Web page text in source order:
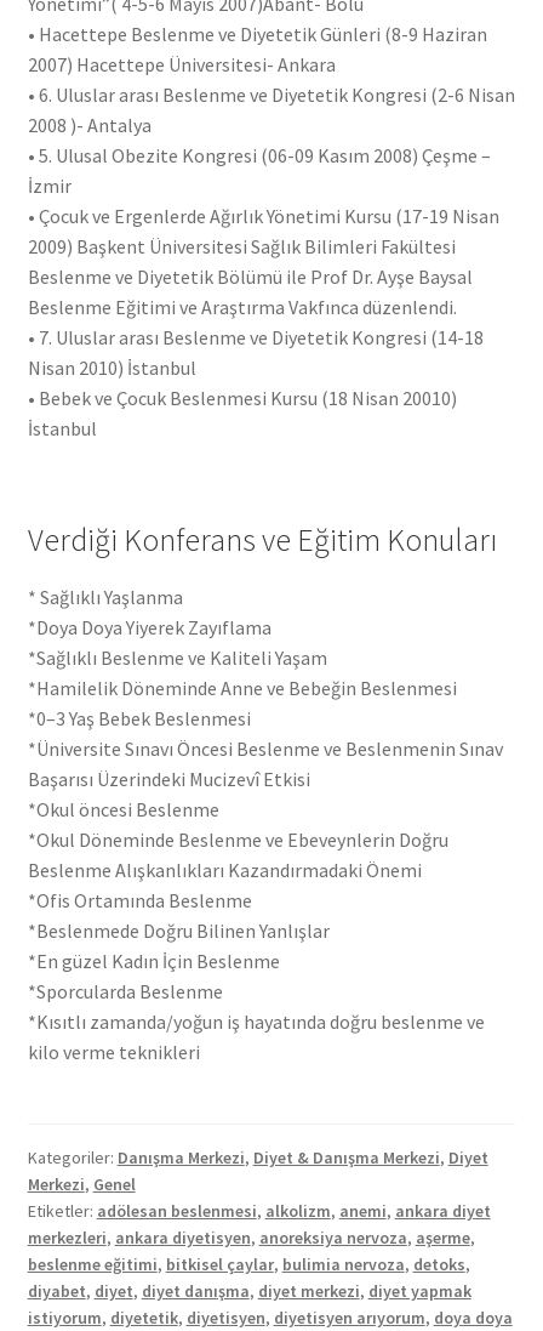
• Hacettepe Beslenme ve Diyetetik Günleri (8-9 Haziran
2007) Hacettepe Üniversitesi- Ankara
• 6. Uluslar arası Beslenme ve Diyetetik Kongresi (2-6 Nisan
2008 )- Antalya
• 5. Ulusal Obezite Kongresi (06-09 Kasım 2008) Çeşme –
İzmir
• Çocuk ve Ergenlerde Ağırlık Yönetimi Kursu (17-19 Nisan
2009) Başkent Üniversitesi Sağlık Bilimleri Fakültesi
Beslenme ve Diyetetik Bölümü ile Prof Dr. Ayşe Baysal
Beslenme Eğitimi ve Araştırma Vakfınca düzenlendi.
• 7. Uluslar arası Beslenme ve Diyetetik Kongresi (14-18
Nisan 2010) İstanbul
• Bebek ve Çocuk Beslenmesi Kursu (18 Nisan 20010)
İstanbul
Verdiği Konferans ve Eğitim Konuları
* Sağlıklı Yaşlanma
*Doya Doya Yiyerek Zayıflama
*Sağlıklı Beslenme ve Kaliteli Yaşam
*Hamilelik Döneminde Anne ve Bebeğin Beslenmesi
*0–3 Yaş Bebek Beslenmesi
*Üniversite Sınavı Öncesi Beslenme ve Beslenmenin Sınav
Başarısı Üzerindeki Mucizevî Etkisi
*Okul öncesi Beslenme
*Okul Döneminde Beslenme ve Ebeveynlerin Doğru
Beslenme Alışkanlıkları Kazandırmadaki Önemi
*Ofis Ortamında Beslenme
*Beslenmede Doğru Bilinen Yanlışlar
*En güzel Kadın İçin Beslenme
*Sporcularda Beslenme
*Kısıtlı zamanda/yoğun iş hayatında doğru beslenme ve
kilo verme teknikleri
Kategoriler: Danışma Merkezi, Diyet & Danışma Merkezi, Diyet
Merkezi, Genel
Etiketler: adölesan beslenmesi, alkolizm, anemi, ankara diyet
merkezleri, ankara diyetisyen, anoreksiya nervoza, aşerme,
beslenme eğitimi, bitkisel çaylar, bulimia nervoza, detoks,
diyabet, diyet, diyet danışma, diyet merkezi, diyet yapmak
istiyorum, diyetetik, diyetisyen, diyetisyen arıyorum, doya doya